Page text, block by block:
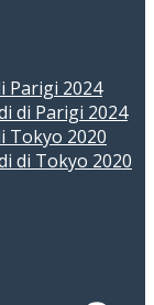
Parigi 2024
di Parigi 2024
Tokyo 2020
di Tokyo 2020